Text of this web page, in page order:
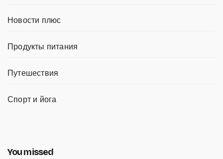
Новости плюс
Продукты питания
Путешествия
Спорт и йога
You missed